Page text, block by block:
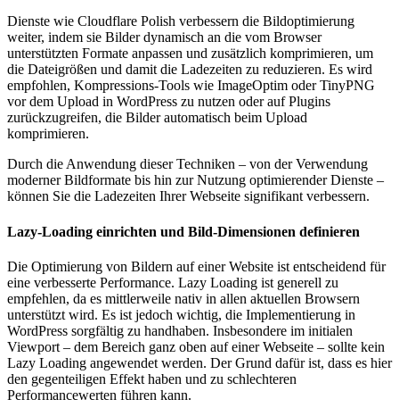
Dienste wie Cloudflare Polish verbessern die Bildoptimierung
weiter, indem sie Bilder dynamisch an die vom Browser
unterstützten Formate anpassen und zusätzlich komprimieren, um
die Dateigrößen und damit die Ladezeiten zu reduzieren. Es wird
empfohlen, Kompressions-Tools wie ImageOptim oder TinyPNG
vor dem Upload in WordPress zu nutzen oder auf Plugins
zurückzugreifen, die Bilder automatisch beim Upload
komprimieren.
Durch die Anwendung dieser Techniken – von der Verwendung
moderner Bildformate bis hin zur Nutzung optimierender Dienste –
können Sie die Ladezeiten Ihrer Webseite signifikant verbessern.
Lazy-Loading einrichten und Bild-Dimensionen definieren
Die Optimierung von Bildern auf einer Website ist entscheidend für
eine verbesserte Performance. Lazy Loading ist generell zu
empfehlen, da es mittlerweile nativ in allen aktuellen Browsern
unterstützt wird. Es ist jedoch wichtig, die Implementierung in
WordPress sorgfältig zu handhaben. Insbesondere im initialen
Viewport – dem Bereich ganz oben auf einer Webseite – sollte kein
Lazy Loading angewendet werden. Der Grund dafür ist, dass es hier
den gegenteiligen Effekt haben und zu schlechteren
Performancewerten führen kann.